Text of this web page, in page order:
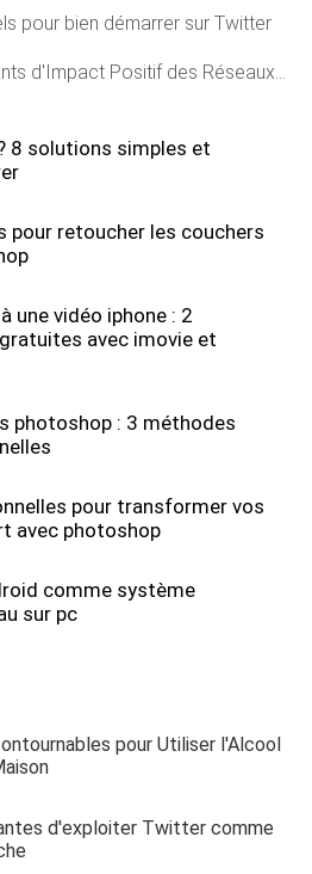
pour bien démarrer sur Twitter
Positif des Réseaux Sociaux sur la Société
8 solutions simples et
pour retoucher les couchers
une vidéo iphone : 2
avec imovie et
photoshop : 3 méthodes
pour transformer vos
avec photoshop
comme système
sur pc
pour Utiliser l'Alcool
d'exploiter Twitter comme